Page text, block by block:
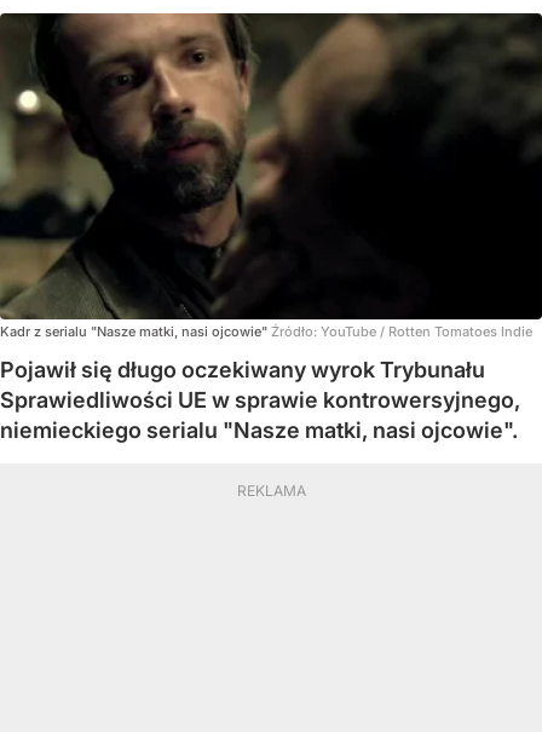
Kadr z serialu "Nasze matki, nasi ojcowie" Źródło: YouTube / Rotten Tomatoes Indie
Pojawił się długo oczekiwany wyrok Trybunału
Sprawiedliwości UE w sprawie kontrowersyjnego,
niemieckiego serialu "Nasze matki, nasi ojcowie".